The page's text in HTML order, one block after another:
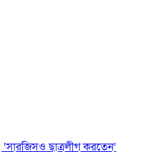
ছাত্রলীগ করতেন’